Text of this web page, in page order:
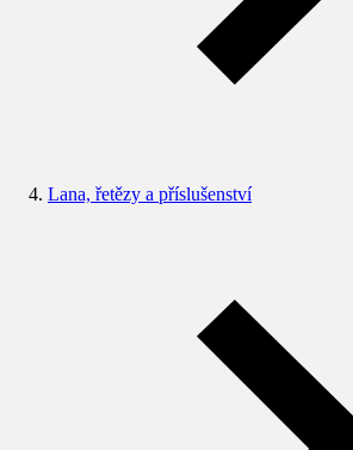
Lana, řetězy a příslušenství